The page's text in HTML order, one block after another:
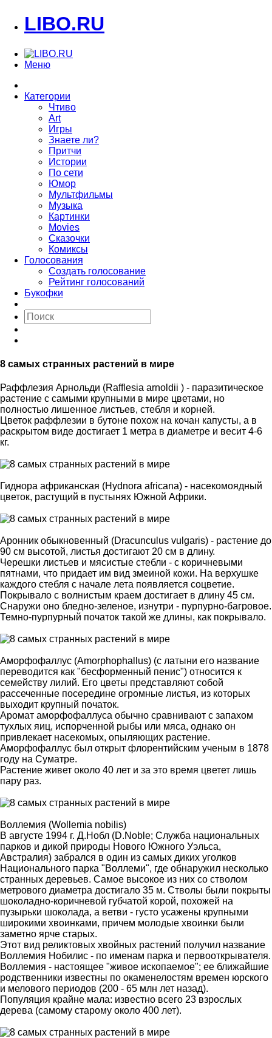
LIBO.RU
Меню
Категории
Чтиво
Art
Игры
Знаете ли?
Притчи
Истории
По сети
Юмор
Мультфильмы
Музыка
Картинки
Movies
Сказочки
Комиксы
Голосования
Создать голосование
Рейтинг голосований
Букофки
8 самых странных растений в мире
Раффлезия Арнольди (Rafflesia arnoldii ) - паразитическое
растение с самыми крупными в мире цветами, но
полностью лишенное листьев, стебля и корней.
Цветок раффлезии в бутоне похож на кочан капусты, а в
раскрытом виде достигает 1 метра в диаметре и весит 4-6
кг.
Гиднора африканская (Hydnora africana) - насекомоядный
цветок, растущий в пустынях Южной Африки.
Аронник обыкновенный (Dracunculus vulgaris) - растение до
90 см высотой, листья достигают 20 см в длину.
Черешки листьев и мясистые стебли - с коричневыми
пятнами, что придает им вид змеиной кожи. На верхушке
каждого стебля с начале лета появляется соцветие.
Покрывало с волнистым краем достигает в длину 45 см.
Снаружи оно бледно-зеленое, изнутри - пурпурно-багровое.
Темно-пурпурный початок такой же длины, как покрывало.
Аморфофаллус (Amorphophallus) (с латыни его название
переводится как "бесформенный пенис") относится к
семейству лилий. Его цветы представляют собой
рассеченные посередине огромные листья, из которых
выходит крупный початок.
Аромат аморфофаллуса обычно сравнивают с запахом
тухлых яиц, испорченной рыбы или мяса, однако он
привлекает насекомых, опыляющих растение.
Аморфофаллус был открыт флорентийским ученым в 1878
году на Суматре.
Растение живет около 40 лет и за это время цветет лишь
пару раз.
Воллемия (Wollemia nobilis)
В августе 1994 г. Д.Нобл (D.Noble; Служба национальных
парков и дикой природы Нового Южного Уэльса,
Австралия) забрался в один из самых диких уголков
Национального парка "Воллеми", где обнаружил несколько
странных деревьев. Самое высокое из них со стволом
метрового диаметра достигало 35 м. Стволы были покрыты
шоколадно-коричневой губчатой корой, похожей на
пузырьки шоколада, а ветви - густо усажены крупными
широкими хвоинками, причем молодые хвоинки были
заметно ярче старых.
Этот вид реликтовых хвойных растений получил название
Воллемия Нобилис - по именам парка и первооткрывателя.
Воллемия - настоящее "живое ископаемое"; ее ближайшие
родственники известны по окаменелостям времен юрского
и мелового периодов (200 - 65 млн лет назад).
Популяция крайне мала: известно всего 23 взрослых
дерева (самому старому около 400 лет).